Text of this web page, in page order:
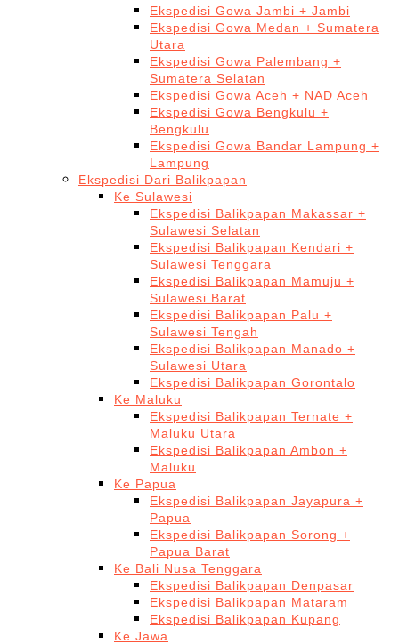
Ekspedisi Gowa Jambi + Jambi
Ekspedisi Gowa Medan + Sumatera
Utara
Ekspedisi Gowa Palembang +
Sumatera Selatan
Ekspedisi Gowa Aceh + NAD Aceh
Ekspedisi Gowa Bengkulu +
Bengkulu
Ekspedisi Gowa Bandar Lampung +
Lampung
Ekspedisi Dari Balikpapan
Ke Sulawesi
Ekspedisi Balikpapan Makassar +
Sulawesi Selatan
Ekspedisi Balikpapan Kendari +
Sulawesi Tenggara
Ekspedisi Balikpapan Mamuju +
Sulawesi Barat
Ekspedisi Balikpapan Palu +
Sulawesi Tengah
Ekspedisi Balikpapan Manado +
Sulawesi Utara
Ekspedisi Balikpapan Gorontalo
Ke Maluku
Ekspedisi Balikpapan Ternate +
Maluku Utara
Ekspedisi Balikpapan Ambon +
Maluku
Ke Papua
Ekspedisi Balikpapan Jayapura +
Papua
Ekspedisi Balikpapan Sorong +
Papua Barat
Ke Bali Nusa Tenggara
Ekspedisi Balikpapan Denpasar
Ekspedisi Balikpapan Mataram
Ekspedisi Balikpapan Kupang
Ke Jawa